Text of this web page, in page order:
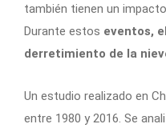
también tienen un
Durante estos eventos,
derretimiento de la
Un estudio realizado en
entre 1980 y 2016. Se